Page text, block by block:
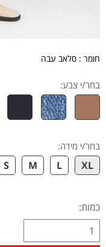
חומר : סלאב עבה
בחר/י צבע:
בחר/י מידה:
XL
L
M
S
כמות: